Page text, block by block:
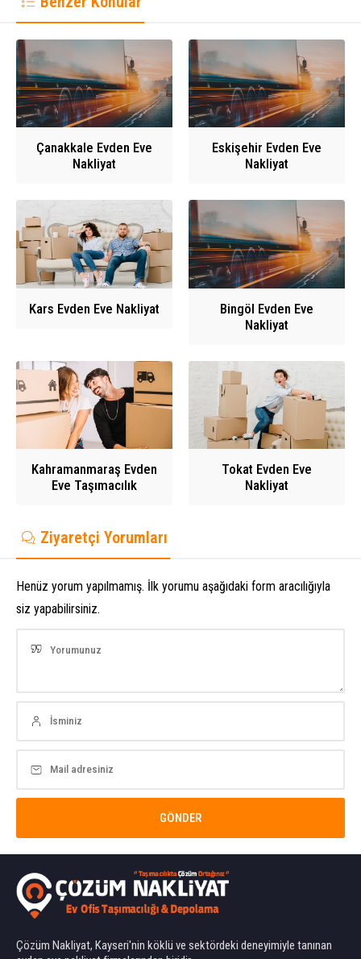
Çanakkale Evden Eve
Nakliyat
Eskişehir Evden Eve
Nakliyat
Kars Evden Eve Nakliyat
Bingöl Evden Eve
Nakliyat
Kahramanmaraş Evden
Eve Taşımacılık
Tokat Evden Eve
Nakliyat
Ziyaretçi Yorumları
Henüz yorum yapılmamış. İlk yorumu aşağıdaki form aracılığıyla
siz yapabilirsiniz.
Çözüm Nakliyat, Kayseri'nin köklü ve sektördeki deneyimiyle tanınan